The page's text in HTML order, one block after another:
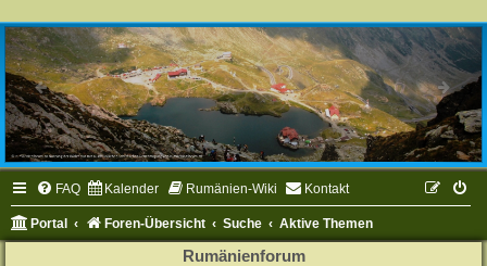
FAQ Kalender Rumänien-Wiki Kontakt
Portal Foren-Übersicht Suche Aktive Themen
Rumänienforum